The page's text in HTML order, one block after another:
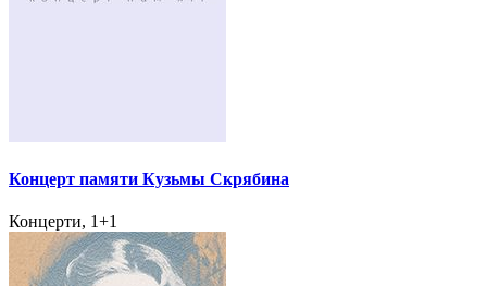
Концерт памяти Кузьмы Скрябина
Концерти, 1+1